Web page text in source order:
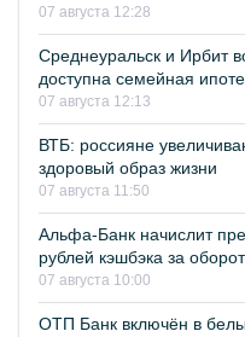
07 августа 12:28
Среднеуральск и Ирбит
доступна семейная
07 августа 12:13
ВТБ: россияне
здоровый образ жизни
07 августа 11:50
Альфа-Банк начислит
рублей кэшбэка за
07 августа 10:00
ОТП Банк включён в